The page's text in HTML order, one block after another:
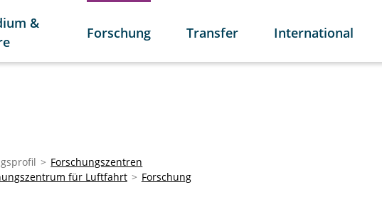
&
Forschung Transfer International
Forschungszentren
für Luftfahrt
Forschung